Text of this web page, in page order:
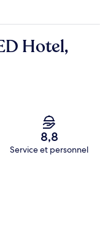
Hotel,
8,8
Service et personnel